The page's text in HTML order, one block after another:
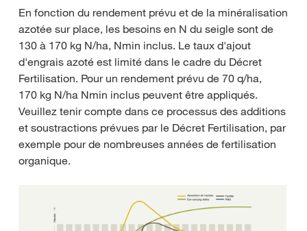
En fonction du rendement prévu et de la minéralisation
azotée sur place, les besoins en N du seigle sont de
130 à 170 kg N/ha, Nmin inclus. Le taux d'ajout
d'engrais azoté est limité dans le cadre du Décret
Fertilisation. Pour un rendement prévu de 70 q/ha,
170 kg N/ha Nmin inclus peuvent être appliqués.
Veuillez tenir compte dans ce processus des additions
et soustractions prévues par le Décret Fertilisation, par
exemple pour de nombreuses années de fertilisation
organique.